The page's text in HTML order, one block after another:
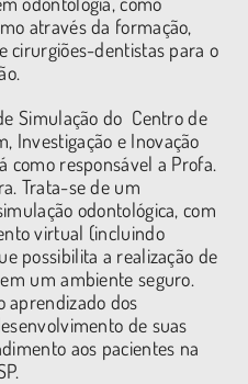
através da formação,
cirurgiões-dentistas para o
Simulação do Centro de
Investigação e Inovação
como responsável a Profa.
Trata-se de um
odontológica, com
virtual (incluindo
possibilita a realização de
um ambiente seguro.
aprendizado dos
de suas
aos pacientes na